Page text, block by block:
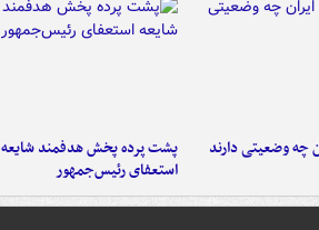
چه وضعیتی دارند
پشت پرده پخش هدفمند شایعه
استعفای رئیس‌جمهور